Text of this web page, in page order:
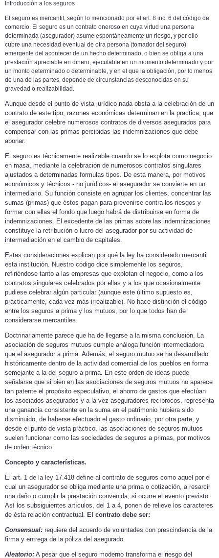
Introducción a los seguros
El seguro es mercantil, según lo mencionado por el art. 8 inc. 6 del código de
comercio. El seguro es un contrato oneroso en cuya virtud una persona
determinada (asegurador) asume espontáneamente un riesgo, y por ello
cubre una necesidad eventual de otra persona (tomador del seguro)
emergente del acontecer de un hecho determinado, o bien se obliga a una
prestación apreciable en dinero, ejecutable en un momento determinado y por
un monto determinado o determinable, y en el que la obligación, por lo menos
de una de las partes, depende de circunstancias desconocidas en su
gravedad o realizabilidad.
Aunque desde el punto de vista jurídico nada obsta a la celebración de un
contrato de este tipo, razones económicas determinan en la practica, que
el asegurador celebre numerosos contratos de diversos asegurados para
compensar con las primas percibidas las indemnizaciones que debe
abonar.
El seguro es técnicamente realizable cuando se lo explota como negocio
en masa, mediante la celebración de numerosos contratos singulares
ajustados a determinadas formulas tipos. De esta manera, por motivos
económicos y técnicos - no jurídicos- el asegurador se convierte en un
intermediario. Su función consiste en agrupar los clientes, concentrar las
sumas (primas) que éstos pagan para prevenirse contra los riesgos y
formar con ellas el fondo que luego habrá de distribuirse en forma de
indemnizaciones. El excedente de las primas sobre las indemnizaciones
constituye la retribución o lucro del asegurador por su actividad de
intermediación en el cambio de capitales.
Estas consideraciones explican por qué la ley ha considerado mercantil
esta institución. Nuestro código dice simplemente los seguros,
refiriéndose tanto a las empresas que explotan el negocio, como a los
contratos singulares celebrados por ellas y a los que ocasionalmente
pudiese celebrar algún particular (aunque este último supuesto es,
prácticamente, cada vez más irrealizable). No hace distinción el código
entre los seguros a prima y los mutuos, por lo que todos han de
considerarse mercantiles.
Doctrinariamente parece que ha de llegarse a la misma conclusión. La
asociación de seguros mutuos cumple análoga función intermediadora
que el asegurador a prima. Además, el seguro mutuo se ha desarrollado
históricamente dentro de la actividad comercial de los pueblos en forma
semejante a la del seguro a prima. En este orden de ideas puede
señalarse que si bien en las asociaciones de seguros mutuos no aparece
tan patente el propósito especulativo, el ahorro de gastos que efectúan
los asociados asegurados y a la vez aseguradores recíprocos, representa
una ganancia consistente en la suma en el patrimonio hubiera sido
disminuido, de haberse efectuado el gasto ordinario, por otra parte, y
desde el punto de vista práctico, las asociaciones de seguros mutuos
suelen funcionar como las sociedades de seguros a primas, por motivos
de orden técnico.
Concepto y características.
El art. 1 de la ley 17.418 define al contrato de seguros como aquel por el
cual un asegurador se obliga mediante una prima o cotización, a resarcir
una daño o cumplir la prestación convenida, si ocurre el evento previsto.
Así los subsiguientes artículos, del 1 a 4, ponen de relieve los caracteres
de ésta relación contractual. El contrato debe ser:
Consensual: requiere del acuerdo de voluntades con prescindencia de la
firma y entrega de la póliza del asegurado.
Aleatorio: A pesar que el seguro moderno transforma el riesgo del